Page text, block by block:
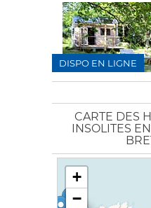
DISPO EN LIGNE
CARTE DES
INSOLITES
+
−